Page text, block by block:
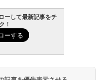
ーして最新記事をチ
！